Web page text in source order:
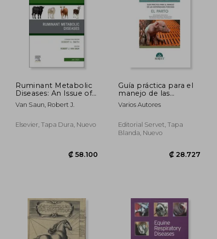
₡ 23.591
Ruminant Metabolic
Diseases: An Issue of
Veterinary Clinics of
North America: Food
(Veterinary Clinics of
Van Saun, Robert J.
Elsevier, Tapa Dura, Nuevo
Guía práctica para el
manejo de las
maternidades
porcinas. El parto
Varios Autores
Editorial Servet, Tapa
Blanda, Nuevo